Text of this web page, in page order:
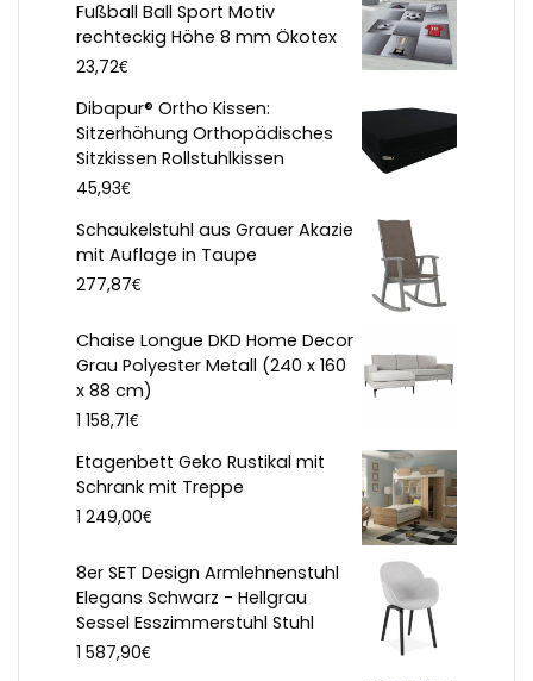
Fußball Ball Sport Motiv
rechteckig Höhe 8 mm Ökotex
23,72€
Dibapur® Ortho Kissen:
Sitzerhöhung Orthopädisches
Sitzkissen Rollstuhlkissen
45,93€
Schaukelstuhl aus Grauer Akazie
mit Auflage in Taupe
277,87€
Chaise Longue DKD Home Decor
Grau Polyester Metall (240 x 160
x 88 cm)
1 158,71€
Etagenbett Geko Rustikal mit
Schrank mit Treppe
1 249,00€
8er SET Design Armlehnenstuhl
Elegans Schwarz - Hellgrau
Sessel Esszimmerstuhl Stuhl
1 587,90€